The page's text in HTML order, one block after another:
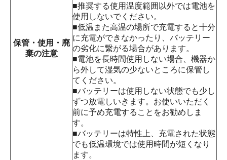
保管・使用・廃
棄の注意
■推奨する使用温度範囲以外では電池を
使用しないでください。
■低温また高温の場所で充電すると十分
に充電ができなかったり、バッテリー
の劣化に繋がる場合があります。
■電池を長時間使用しない場合、機器か
ら外して湿気の少ないところに保管し
てください。
■バッテリーは使用しない状態でも少し
ずつ放電しいきます。お使いいただく
前に予め充電することをお勧めしま
す。
■バッテリーは特性上、充電された状態
でも低温環境では使用時間が短くなり
ます。